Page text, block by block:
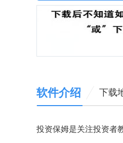
软件介绍 下载
投资保姆是关注投资者